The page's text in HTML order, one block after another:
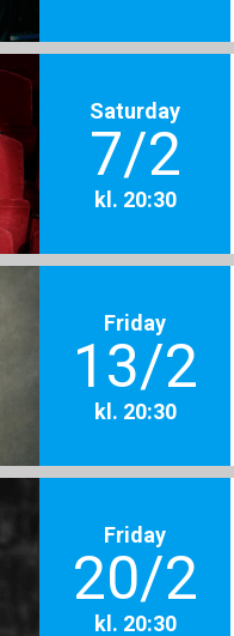
Saturday
7/2
kl. 20:30
Friday
13/2
kl. 20:30
Friday
20/2
kl. 20:30